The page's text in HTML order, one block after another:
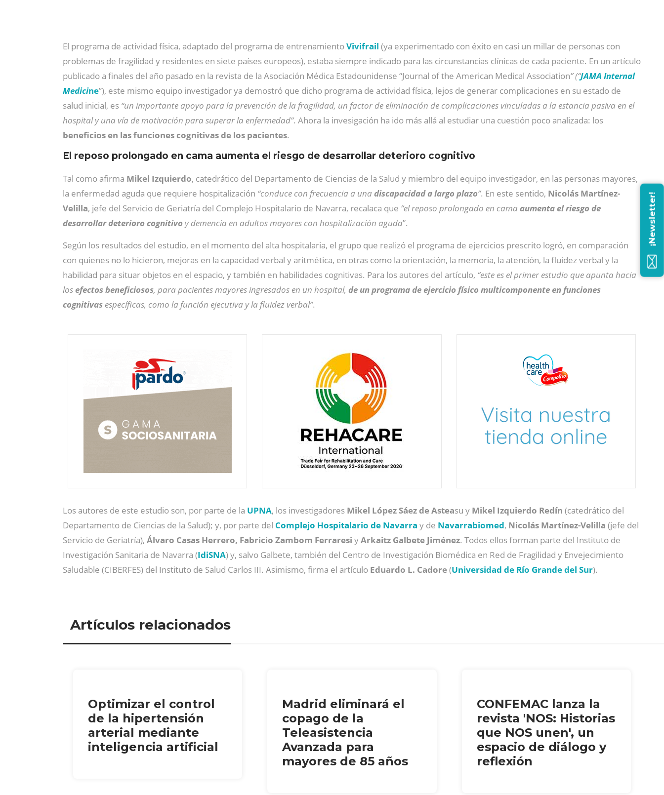
El programa de actividad física, adaptado del programa de entrenamientoVivifrail (ya experimentado con éxito en casi un millar de personas con
problemas de fragilidad y residentes en siete países europeos), estaba siempre indicado para las circunstancias clínicas de cada paciente. En un artículo
publicado a finales del año pasado en la revista de la Asociación Médica Estadounidense “Journal of the American Medical Association” (“JAMA Internal
Medicine”), este mismo equipo investigador ya demostró que dicho programa de actividad física, lejos de generar complicaciones en su estado de
salud inicial, es “un importante apoyo para la prevención de la fragilidad, un factor de eliminación de complicaciones vinculadas a la estancia pasiva en el
hospital y una vía de motivación para superar la enfermedad”. Ahora la invesigación ha ido más allá al estudiar una cuestión poco analizada: los
beneficios en las funciones cognitivas de los pacientes.
El reposo prolongado en cama aumenta el riesgo de desarrollar deterioro cognitivo
Tal como afirma Mikel Izquierdo, catedrático del Departamento de Ciencias de la Salud y miembro del equipo investigador, en las personas mayores,
la enfermedad aguda que requiere hospitalización “conduce con frecuencia a una discapacidad a largo plazo”. En este sentido, Nicolás Martínez-
Velilla, jefe del Servicio de Geriatría del Complejo Hospitalario de Navarra, recalaca que “el reposo prolongado en cama aumenta el riesgo de
desarrollar deterioro cognitivo y demencia en adultos mayores con hospitalización aguda”.
Según los resultados del estudio, en el momento del alta hospitalaria, el grupo que realizó el programa de ejercicios prescrito logró, en comparación
con quienes no lo hicieron, mejoras en la capacidad verbal y aritmética, en otras como la orientación, la memoria, la atención, la fluidez verbal y la
habilidad para situar objetos en el espacio, y también en habilidades cognitivas. Para los autores del artículo, “este es el primer estudio que apunta hacia
losefectos beneficiosos, para pacientes mayores ingresados en un hospital, de un programa de ejercicio físico multicomponente en funciones
cognitivas específicas, como la función ejecutiva y la fluidez verbal”.
Los autores de este estudio son, por parte de la UPNA, los investigadores Mikel López Sáez de Asteasu y Mikel Izquierdo Redín (catedrático del
Departamento de Ciencias de la Salud); y, por parte del Complejo Hospitalario de Navarra y de Navarrabiomed, Nicolás Martínez-Velilla (jefe del
Servicio de Geriatría), Álvaro Casas Herrero, Fabricio Zambom Ferraresi yArkaitz Galbete Jiménez. Todos ellos forman parte del Instituto de
Investigación Sanitaria de Navarra (IdiSNA) y, salvo Galbete, también del Centro de Investigación Biomédica en Red de Fragilidad y Envejecimiento
Saludable (CIBERFES) del Instituto de Salud Carlos III. Asimismo, firma el artículo Eduardo L. Cadore(Universidad de Río Grande del Sur).
Artículos relacionados
Optimizar el control
de la hipertensión
arterial mediante
inteligencia artificial
Madrid eliminará el
copago de la
Teleasistencia
Avanzada para
mayores de 85 años
CONFEMAC lanza la
revista 'NOS: Historias
que NOS unen', un
espacio de diálogo y
reflexión
¡Newsletter!